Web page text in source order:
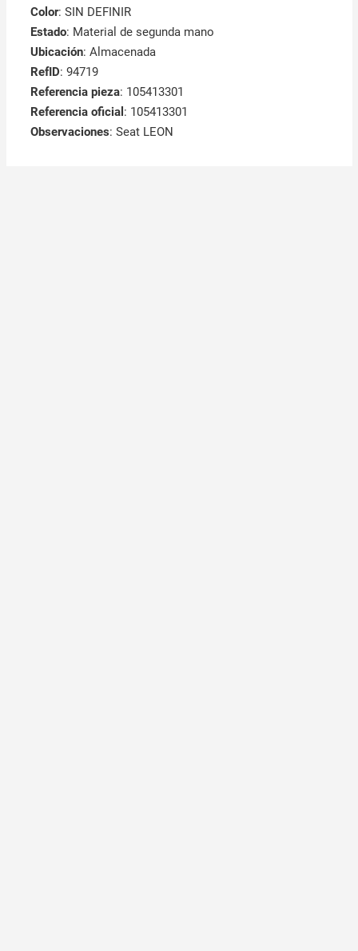
Color: SIN DEFINIR
Estado: Material de segunda mano
Ubicación: Almacenada
RefID: 94719
Referencia pieza: 105413301
Referencia oficial : 105413301
Observaciones: Seat LEON